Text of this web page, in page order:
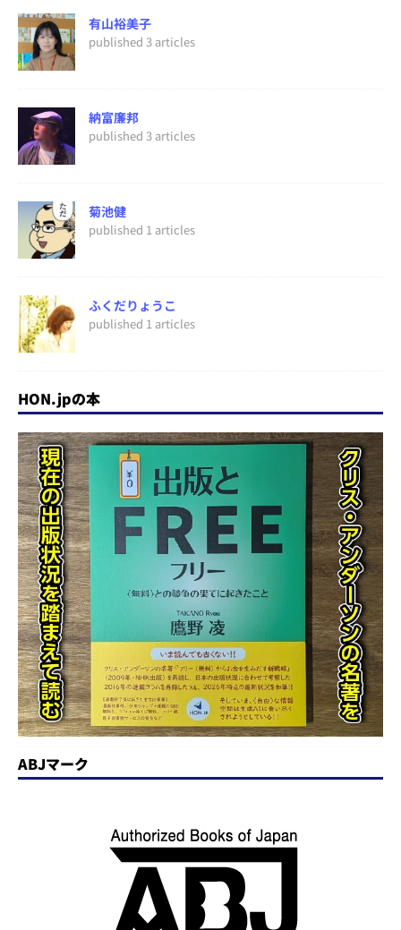
有山裕美子
published 3 articles
納富廉邦
published 3 articles
菊池健
published 1 articles
ふくだりょうこ
published 1 articles
HON.jpの本
ABJマーク